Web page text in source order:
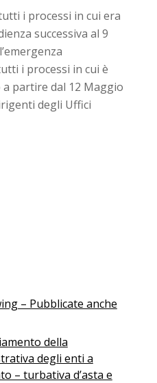
i processi in cui era
successiva al 9
i processi in cui è
partire dal 12 Maggio
degli Uffici
– Pubblicate anche
della
degli enti a
– turbativa d’asta e